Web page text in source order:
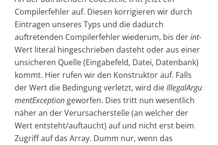
Compilerfehler auf. Diesen korrigieren wir durch
Eintragen unseres Typs und die dadurch
auftretenden Compilerfehler wiederum, bis derint-
Wert literal hingeschrieben dasteht oder aus einer
unsicheren Quelle (Eingabefeld, Datei, Datenbank)
kommt. Hier rufen wir den Konstruktor auf. Falls
der Wert die Bedingung verletzt, wird dieIllegalArgu
mentException geworfen. Dies tritt nun wesentlich
näher an der Verursacherstelle (an welcher der
Wert entsteht/auftaucht) auf und nicht erst beim
Zugriff auf das Array. Dumm nur, wenn das